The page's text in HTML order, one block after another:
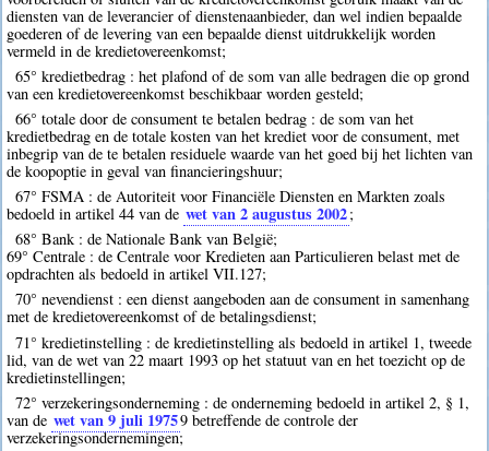
diensten van de leverancier of dienstenaanbieder, dan wel indien bepaalde
goederen of de levering van een bepaalde dienst uitdrukkelijk worden
vermeld in de kredietovereenkomst;
65° kredietbedrag : het plafond of de som van alle bedragen die op grond
van een kredietovereenkomst beschikbaar worden gesteld;
66° totale door de consument te betalen bedrag : de som van het
kredietbedrag en de totale kosten van het krediet voor de consument, met
inbegrip van de te betalen residuele waarde van het goed bij het lichten van
de koopoptie in geval van financieringshuur;
67° FSMA : de Autoriteit voor Financiële Diensten en Markten zoals
bedoeld in artikel 44 van de wet van 2 augustus 2002;
68° Bank : de Nationale Bank van België;
69° Centrale : de Centrale voor Kredieten aan Particulieren belast met de
opdrachten als bedoeld in artikel VII.127;
70° nevendienst : een dienst aangeboden aan de consument in samenhang
met de kredietovereenkomst of de betalingsdienst;
71° kredietinstelling : de kredietinstelling als bedoeld in artikel 1, tweede
lid, van de wet van 22 maart 1993 op het statuut van en het toezicht op de
kredietinstellingen;
72° verzekeringsonderneming : de onderneming bedoeld in artikel 2, § 1,
van de wet van 9 juli 19759 betreffende de controle der
verzekeringsondernemingen;